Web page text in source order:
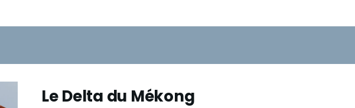
Le Delta du Mékong